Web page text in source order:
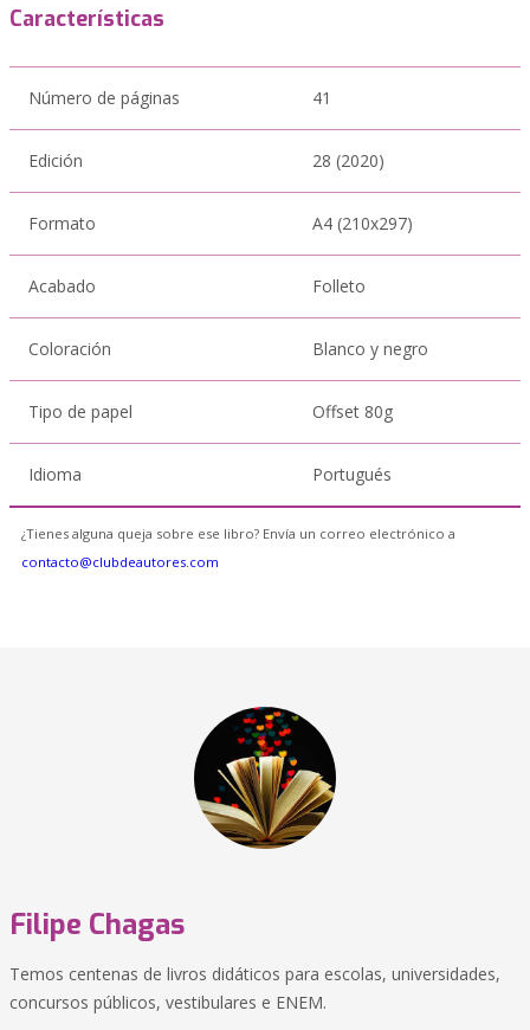
Características
Número de páginas 41
Edición 28 (2020)
Formato A4 (210x297)
Acabado Folleto
Coloración Blanco y negro
Tipo de papel Offset 80g
Idioma Portugués
¿Tienes alguna queja sobre ese libro? Envía un correo electrónico a
contacto@clubdeautores.com
Filipe Chagas
Temos centenas de livros didáticos para escolas, universidades,
concursos públicos, vestibulares e ENEM.